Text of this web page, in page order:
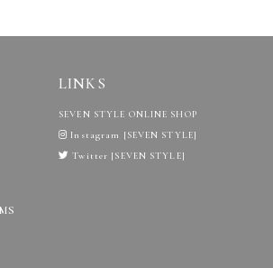
LINKS
SEVEN STYLE ONLINE SHOP
Instagram [SEVEN STYLE]
Twitter [SEVEN STYLE]